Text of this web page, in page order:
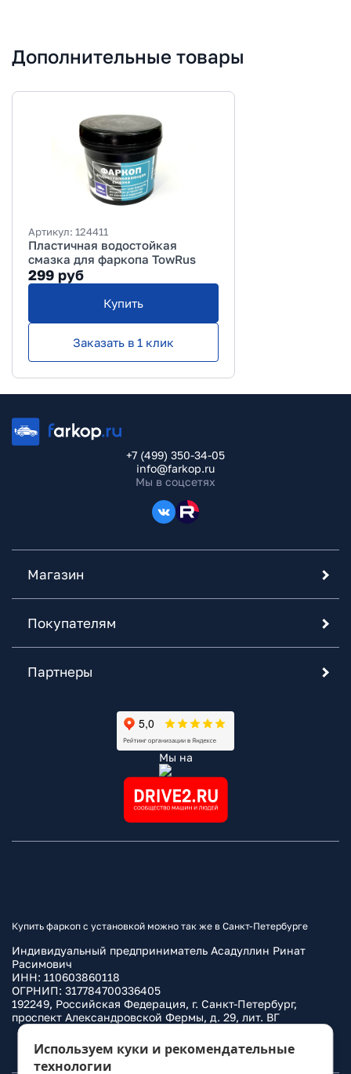
Дополнительные товары
Артикул: 124411
Пластичная водостойкая
смазка для фаркопа TowRus
299 руб
Купить
Заказать в 1 клик
+7 (499) 350-34-05
info@farkop.ru
Мы в соцсетях
Магазин
Покупателям
Партнеры
Мы на
Купить фаркоп с установкой можно так же в Санкт-Петербурге
Индивидуальный предприниматель Асадуллин Ринат
Расимович
ИНН: 110603860118
ОГРНИП: 317784700336405
192249, Российская Федерация, г. Санкт-Петербург,
проспект Александровской Фермы, д. 29, лит. ВГ
Политика конфиденциальности
Используем куки и рекомендательные
технологии